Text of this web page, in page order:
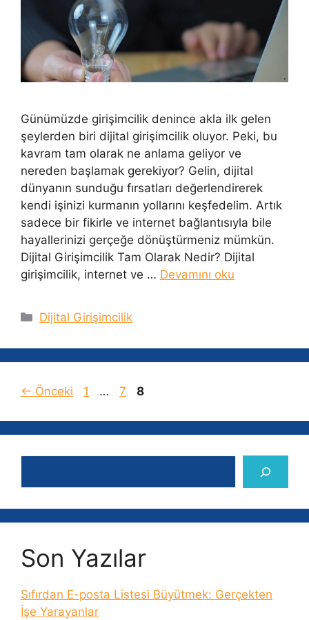
Günümüzde girişimcilik denince akla ilk gelen
şeylerden biri dijital girişimcilik oluyor. Peki, bu
kavram tam olarak ne anlama geliyor ve
nereden başlamak gerekiyor? Gelin, dijital
dünyanın sunduğu fırsatları değerlendirerek
kendi işinizi kurmanın yollarını keşfedelim. Artık
sadece bir fikirle ve internet bağlantısıyla bile
hayallerinizi gerçeğe dönüştürmeniz mümkün.
Dijital Girişimcilik Tam Olarak Nedir? Dijital
girişimcilik, internet ve … Devamını oku
Kategoriler
Dijital Girişimcilik
← Önceki Sayfa
1 … Sayfa
7 Sayfa
8
Son Yazılar
Sıfırdan E-posta Listesi Büyütmek: Gerçekten
İşe Yarayanlar